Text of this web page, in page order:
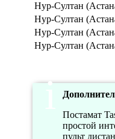
Нур-Султан
Нур-Султан
Нур-Султан
Нур-Султан
Постамат
простой
пульт